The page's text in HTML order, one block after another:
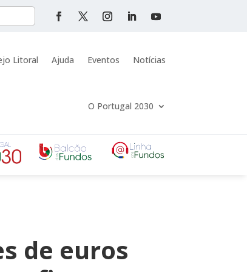
Litoral Ajuda Eventos Notícias
O Portugal 2030
de euros